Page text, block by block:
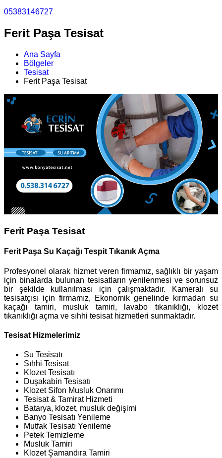
05383146727
Ferit Paşa Tesisat
Ana Sayfa
Bölgeler
Tesisat
Ferit Paşa Tesisat
Ferit Paşa Tesisat
Ferit Paşa Su Kaçağı Tespit Tıkanık Açma
Profesyonel olarak hizmet veren firmamız, sağlıklı bir yaşam
için binalarda bulunan tesisatların yenilenmesi ve sorunsuz
bir şekilde kullanılması için çalışmaktadır. Kameralı su
tesisatçısı için firmamız, Ekonomik genelinde kırmadan su
kaçağı tamiri, musluk tamiri, lavabo tıkanıklığı, klozet
tıkanıklığı açma ve sıhhi tesisat hizmetleri sunmaktadır.
Tesisat Hizmelerimiz
Su Tesisatı
Sıhhi Tesisat
Klozet Tesisatı
Duşakabin Tesisatı
Klozet Sifon Musluk Onarımı
Tesisat & Tamirat Hizmeti
Batarya, klozet, musluk değişimi
Banyo Tesisatı Yenileme
Mutfak Tesisatı Yenileme
Petek Temizleme
Musluk Tamiri
Klozet Şamandıra Tamiri